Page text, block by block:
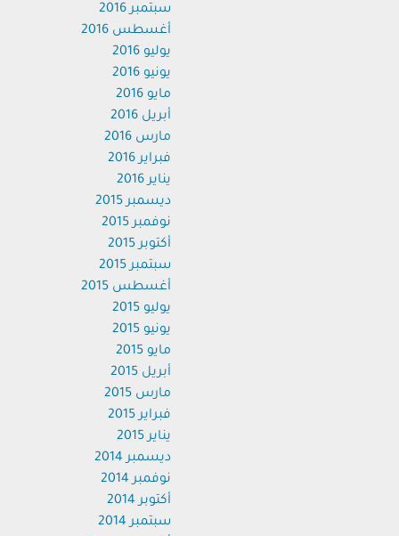
سبتمبر 2016
أغسطس 2016
يوليو 2016
يونيو 2016
مايو 2016
أبريل 2016
مارس 2016
فبراير 2016
يناير 2016
ديسمبر 2015
نوفمبر 2015
أكتوبر 2015
سبتمبر 2015
أغسطس 2015
يوليو 2015
يونيو 2015
مايو 2015
أبريل 2015
مارس 2015
فبراير 2015
يناير 2015
ديسمبر 2014
نوفمبر 2014
أكتوبر 2014
سبتمبر 2014